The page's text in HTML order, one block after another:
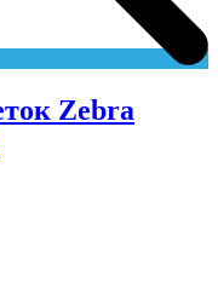
Zebra